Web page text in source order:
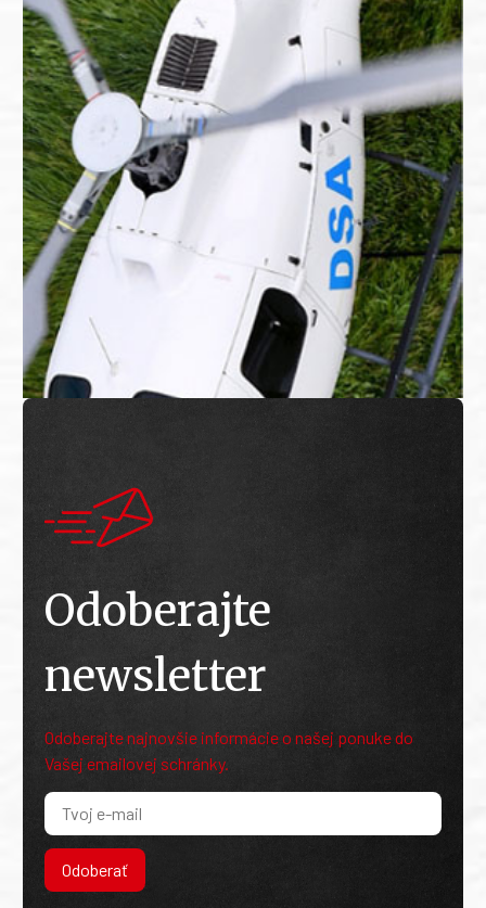
Odoberajte
newsletter
Odoberajte najnovšie informácie o našej ponuke do
Vašej emailovej schránky.
Odoberať